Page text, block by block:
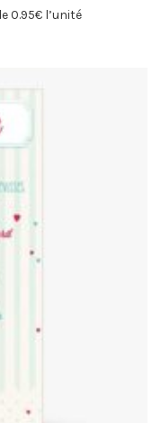
0.95€ l’unité